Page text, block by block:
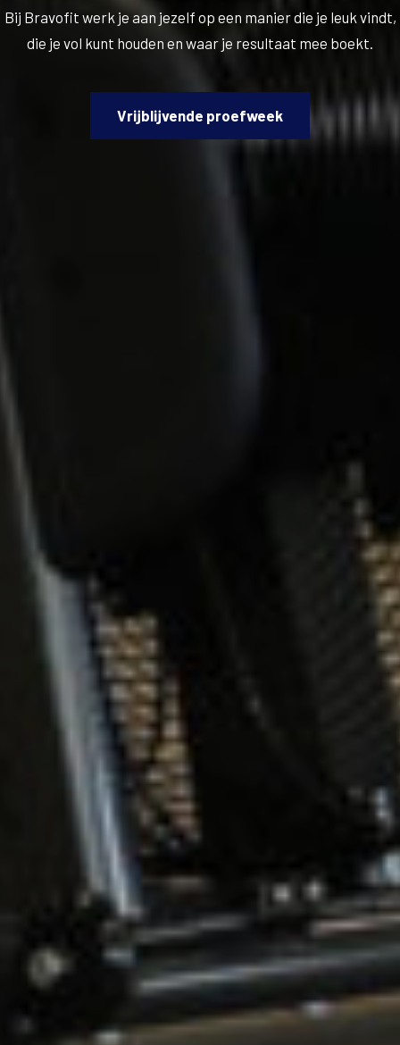
Bij Bravofit werk je aan jezelf op een manier die je leuk vindt,
die je vol kunt houden en waar je resultaat mee boekt.
Vrijblijvende proefweek